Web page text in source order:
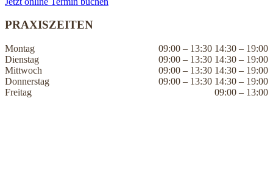
PRAXISZEITEN
Montag
09:00 – 13:30 14:30 – 19:00
Dienstag
09:00 – 13:30 14:30 – 19:00
Mittwoch
09:00 – 13:30 14:30 – 19:00
Donnerstag
09:00 – 13:30 14:30 – 19:00
Freitag
09:00 – 13:00